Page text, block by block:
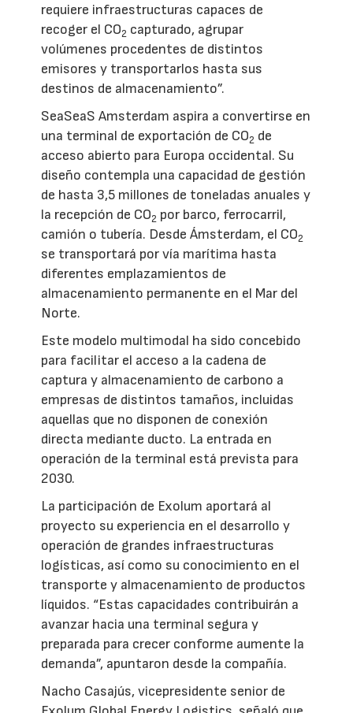
requiere infraestructuras capaces de
recoger el CO2 capturado, agrupar
volúmenes procedentes de distintos
emisores y transportarlos hasta sus
destinos de almacenamiento”.
SeaSeaS Amsterdam aspira a convertirse en
una terminal de exportación de CO2 de
acceso abierto para Europa occidental. Su
diseño contempla una capacidad de gestión
de hasta 3,5 millones de toneladas anuales y
la recepción de CO2 por barco, ferrocarril,
camión o tubería. Desde Ámsterdam, el CO2
se transportará por vía marítima hasta
diferentes emplazamientos de
almacenamiento permanente en el Mar del
Norte.
Este modelo multimodal ha sido concebido
para facilitar el acceso a la cadena de
captura y almacenamiento de carbono a
empresas de distintos tamaños, incluidas
aquellas que no disponen de conexión
directa mediante ducto. La entrada en
operación de la terminal está prevista para
2030.
La participación de Exolum aportará al
proyecto su experiencia en el desarrollo y
operación de grandes infraestructuras
logísticas, así como su conocimiento en el
transporte y almacenamiento de productos
líquidos. “Estas capacidades contribuirán a
avanzar hacia una terminal segura y
preparada para crecer conforme aumente la
demanda”, apuntaron desde la compañía.
Nacho Casajús, vicepresidente senior de